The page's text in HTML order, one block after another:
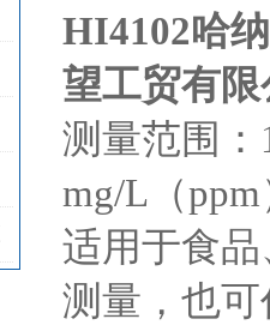
HI4102哈
望工贸有
测量范围：
mg/L（
适用于食
测量，也